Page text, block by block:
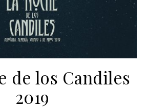
de los Candiles
2019